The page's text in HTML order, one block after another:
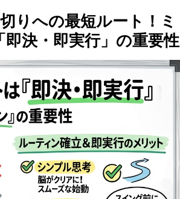
りへの最短ルート！ミ
決・即実行」の重要性